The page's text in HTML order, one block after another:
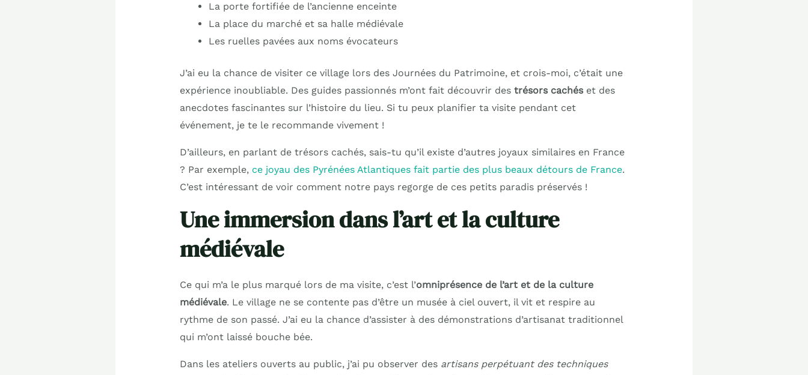
La porte fortifiée de l’ancienne enceinte
La place du marché et sa halle médiévale
Les ruelles pavées aux noms évocateurs
J’ai eu la chance de visiter ce village lors des Journées du Patrimoine, et crois-moi, c’était une
expérience inoubliable. Des guides passionnés m’ont fait découvrir des trésors cachéset des
anecdotes fascinantes sur l’histoire du lieu. Si tu peux planifier ta visite pendant cet
événement, je te le recommande vivement !
D’ailleurs, en parlant de trésors cachés, sais-tu qu’il existe d’autres joyaux similaires en France
? Par exemple, ce joyau des Pyrénées Atlantiques fait partie des plus beaux détours de France.
C’est intéressant de voir comment notre pays regorge de ces petits paradis préservés !
Une immersion dans l’art et la culture
médiévale
Ce qui m’a le plus marqué lors de ma visite, c’est l’omniprésence de l’art et de la culture
médiévale. Le village ne se contente pas d’être un musée à ciel ouvert, il vit et respire au
rythme de son passé. J’ai eu la chance d’assister à des démonstrations d’artisanat traditionnel
qui m’ont laissé bouche bée.
Dans les ateliers ouverts au public, j’ai pu observer des artisans perpétuant des techniques